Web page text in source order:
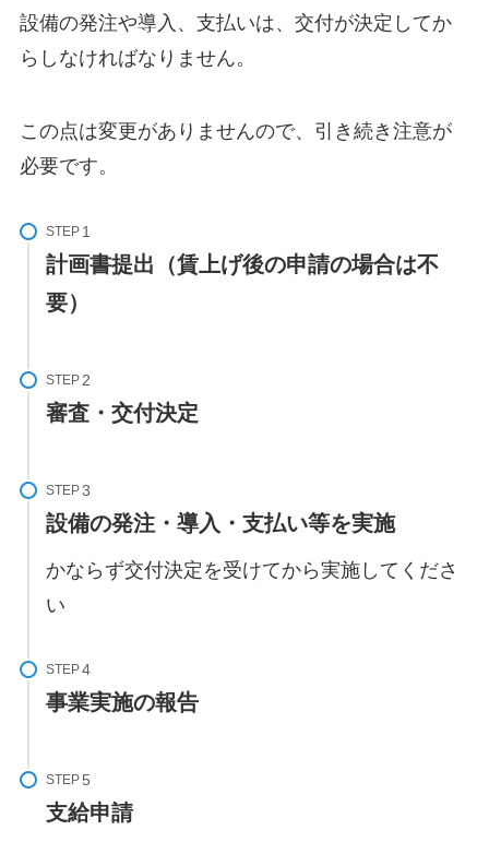
設備の発注や導入、支払いは、交付が決定してか
らしなければなりません。
この点は変更がありませんので、引き続き注意が
必要です。
STEP
計画書提出（賃上げ後の申請の場合は不
要）
STEP
審査・交付決定
STEP
設備の発注・導入・支払い等を実施
かならず交付決定を受けてから実施してくださ
い
STEP
事業実施の報告
STEP
支給申請